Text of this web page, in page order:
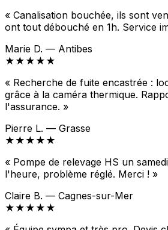
« Canalisation bouchée, ils sont
ont tout débouché en 1h. Service
Marie D. — Antibes
★★★★★
« Recherche de fuite encastrée :
grâce à la caméra thermique.
l'assurance. »
Pierre L. — Grasse
★★★★★
« Pompe de relevage HS un
l'heure, problème réglé. Merci ! »
Claire B. — Cagnes-sur-Mer
★★★★★